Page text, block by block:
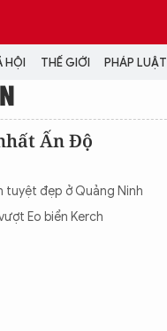
HỘI THẾ GIỚI PHÁP LUẬT
Đại hội Đảng
PHÁP LUẬT
Ấn Độ
tuyệt đẹp ở Quảng Ninh
Eo biển Kerch